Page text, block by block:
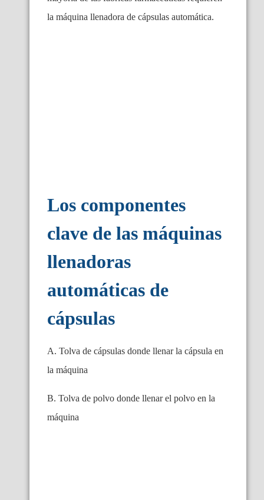
la máquina llenadora de cápsulas automática.
Los componentes
clave de las máquinas
llenadoras
automáticas de
cápsulas
A. Tolva de cápsulas donde llenar la cápsula en
la máquina
B. Tolva de polvo donde llenar el polvo en la
máquina